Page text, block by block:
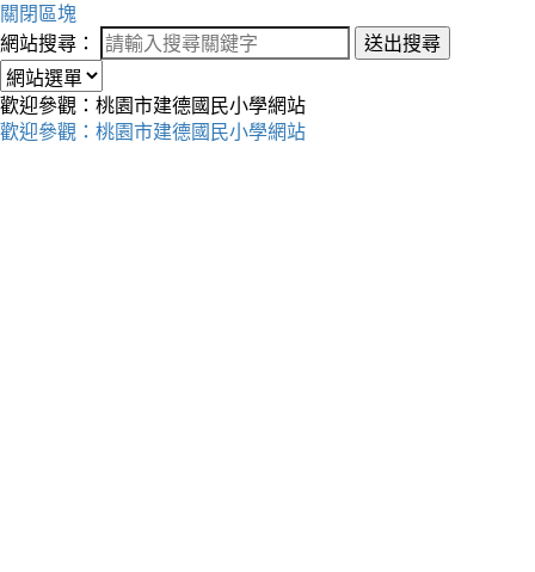
關閉區塊
網站搜尋：
送出搜尋
歡迎參觀：桃園市建德國民小學網站
歡迎參觀：桃園市建德國民小學網站